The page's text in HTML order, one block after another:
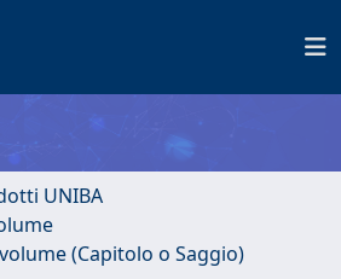
UNIBA
(Capitolo o Saggio)